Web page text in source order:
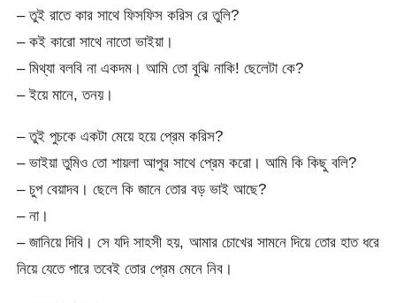
– তুই রাতে কার সাথে ফিসফিস করিস রে তুলি?
– কই কারো সাথে নাতো ভাইয়া।
– মিথ্যা বলবি না একদম। আমি তো বুঝি নাকি! ছেলেটা কে?
– ইয়ে মানে, তনয়।
– তুই পুচকে একটা মেয়ে হয়ে প্রেম করিস?
– ভাইয়া তুমিও তো শায়লা আপুর সাথে প্রেম করো। আমি কি কিছু বলি?
– চুপ বেয়াদব। ছেলে কি জানে তোর বড় ভাই আছে?
– না।
– জানিয়ে দিবি। সে যদি সাহসী হয়, আমার চোখের সামনে দিয়ে তোর হাত ধরে
নিয়ে যেতে পারে তবেই তোর প্রেম মেনে নিব।